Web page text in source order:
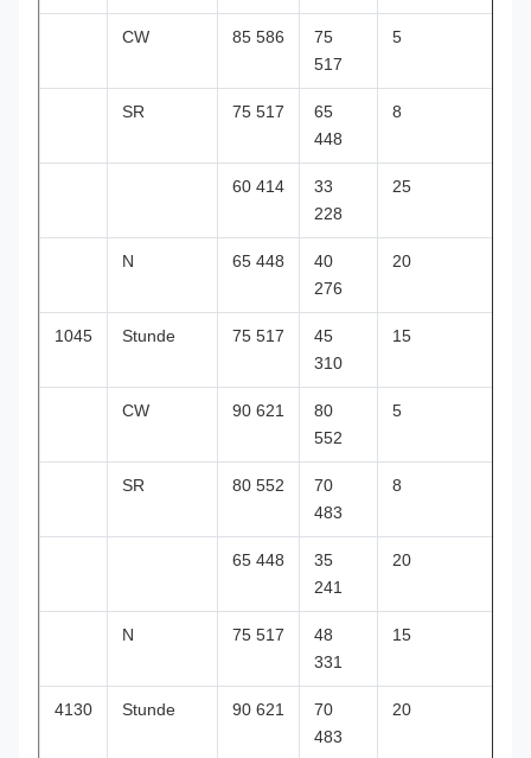
CW 85 586
75
517
5
SR 75 517
65
448
8
60 414
33
228
25
N 65 448
40
276
20
1045 Stunde 75 517
45
310
15
CW 90 621
80
552
5
SR 80 552
70
483
8
65 448
35
241
20
N 75 517
48
331
15
4130 Stunde 90 621
70
483
20